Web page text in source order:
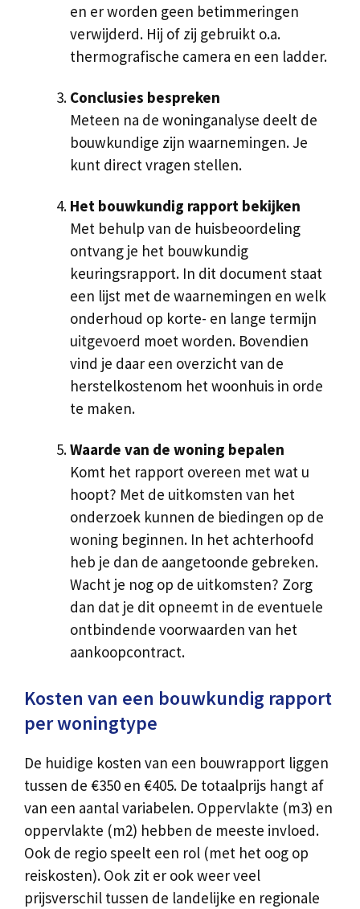
en er worden geen betimmeringen
verwijderd. Hij of zij gebruikt o.a.
thermografische camera en een ladder.
Conclusies bespreken
Meteen na de woninganalyse deelt de
bouwkundige zijn waarnemingen. Je
kunt direct vragen stellen.
Het bouwkundig rapport bekijken
Met behulp van de huisbeoordeling
ontvang je het bouwkundig
keuringsrapport. In dit document staat
een lijst met de waarnemingen en welk
onderhoud op korte- en lange termijn
uitgevoerd moet worden. Bovendien
vind je daar een overzicht van de
herstelkostenom het woonhuis in orde
te maken.
Waarde van de woning bepalen
Komt het rapport overeen met wat u
hoopt? Met de uitkomsten van het
onderzoek kunnen de biedingen op de
woning beginnen. In het achterhoofd
heb je dan de aangetoonde gebreken.
Wacht je nog op de uitkomsten? Zorg
dan dat je dit opneemt in de eventuele
ontbindende voorwaarden van het
aankoopcontract.
Kosten van een bouwkundig rapport
per woningtype
De huidige kosten van een bouwrapport liggen
tussen de €350 en €405. De totaalprijs hangt af
van een aantal variabelen. Oppervlakte (m3) en
oppervlakte (m2) hebben de meeste invloed.
Ook de regio speelt een rol (met het oog op
reiskosten). Ook zit er ook weer veel
prijsverschil tussen de landelijke en regionale